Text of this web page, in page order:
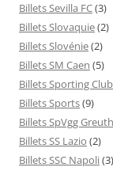
Billets Sevilla FC(3)
Billets Slovaquie(2)
Billets Slovénie(2)
Billets SM Caen (5)
Billets Sporting
Billets Sports(9)
Billets SpVgg
Billets SS Lazio (2)
Billets SSC Napoli(3)